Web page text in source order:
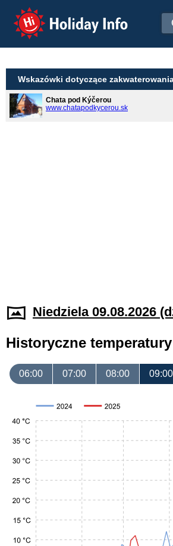
Holiday Info
Wskazówki dotyczące
Chata pod Kýčerou
www.chatapodkycerou.sk
Niedziela 09.08.2026
Historyczne temperatury
06:00 07:00 08:00 09:00